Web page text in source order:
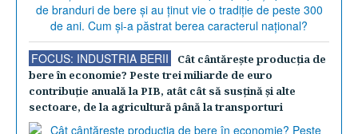
FOCUS: INDUSTRIA BERII
Cât cântăreşte producţia de
bere în economie? Peste trei miliarde de euro
contribuţie anuală la PIB, atât cât să susţină şi alte
sectoare, de la agricultură până la transporturi